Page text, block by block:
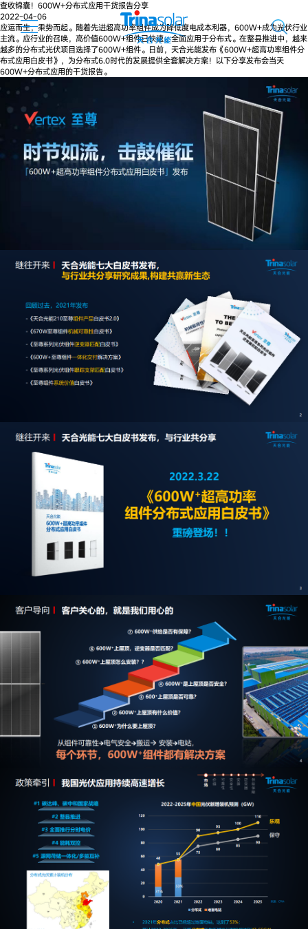
查收锦囊！600W+分布式应用干货报告分享
2022-04-06
应运而生，乘势而起。随着先进超高功率组件成为降低度电成本利器，600W+成为光伏行业
主流。应行业的召唤，高价值600W+组件已快速、全面应用于分布式。在整县推进中，越来
越多的分布式光伏项目选择了600W+组件。日前，天合光能发布《600W+超高功率组件分
布式应用白皮书》，为分布式6.0时代的发展提供全套解决方案！以下分享发布会当天
600W+分布式应用的干货报告。